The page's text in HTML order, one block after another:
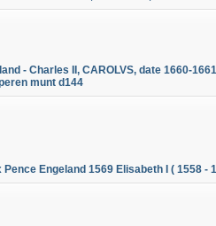
- Charles II, CAROLVS, date 1660-
munt d144
Pence Engeland 1569 Elisabeth I ( 1558 -